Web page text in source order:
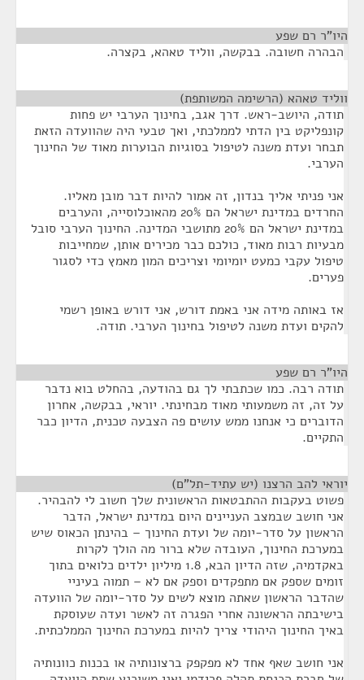
היו"ר רם שפע
הבהרה חשובה. בבקשה, ווליד טאהא, בקצרה.
ווליד טאהא (הרשימה המשותפת)
תודה, היושב-ראש. דרך אגב, בחינוך הערבי יש פחות
קונפליקט בין הדתי לממלכתי, ואך טבעי היה שהוועדה הזאת
תבחר ועדת משנה לטיפול בסוגיות הבוערות מאוד של החינוך
הערבי.
אני פניתי אליך בנדון, זה אמור להיות דבר מובן מאליו.
החרדים במדינת ישראל הם 20% מהאוכלוסייה, והערבים
במדינת ישראל הם 20% מתושבי המדינה. החינוך הערבי סובל
מבעיות רבות מאוד, כולכם כבר מכירים אותן, שמחייבות
טיפול עקבי כמעט יומיומי וצריכים המון מאמץ כדי לסגור
פערים.
אז באותה מידה אני באמת דורש, אני דורש באופן רשמי
להקים ועדת משנה לטיפול בחינוך הערבי. תודה.
היו"ר רם שפע
תודה רבה. כמו שכתבתי לך גם בהודעה, בהחלט בוא נדבר
על זה, זה משמעותי מאוד מבחינתי. יוראי, בבקשה, אחרון
הדוברים כי אנחנו ממש עושים פה הצבעה טכנית, הדיון כבר
התקיים.
יוראי להב הרצנו (יש עתיד-תל"ם)
פשוט בעקבות ההתבטאות הראשונית שלך חשוב לי להבהיר.
אני חושב שבמצב העניינים היום במדינת ישראל, הדבר
הראשון על סדר-יומה של ועדת החינוך – בהינתן הכאוס שיש
במערכת החינוך, העובדה שלא ברור מה הולך לקרות
באקדמיה, שזה הדיון הבא, 1.8 מיליון ילדים כלואים בתוך
זומים שספק אם מתפקדים וספק אם לא – תמוה בעיניי
שהדבר הראשון שאתה מוצא לשים על סדר-יומה של הוועדה
בישיבתה הראשונה אחרי הפגרה זה לאשר ועדה שעוסקת
באיך החינוך היהודי צריך להיות במערכת החינוך הממלכתית.
אני חושב שאף אחד לא מפקפק ברצונותיה או בכנות כוונותיה